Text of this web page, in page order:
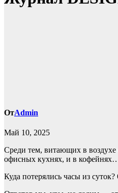
ОтAdmin
Май 10, 2025
Среди тем, витающих в воздухе
офисных кухнях, и в кофейнях…
Куда потерялись часы из